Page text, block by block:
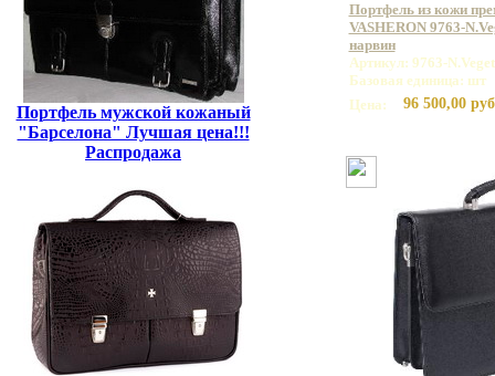
Портфель мужской кожаный
"Барселона" Лучшая цена!!!
Распродажа
Портфель из кожи
VASHERON 9763-
нарвин
Артикул: 9763-
Базовая единица: шт
Цена:
96 500,00